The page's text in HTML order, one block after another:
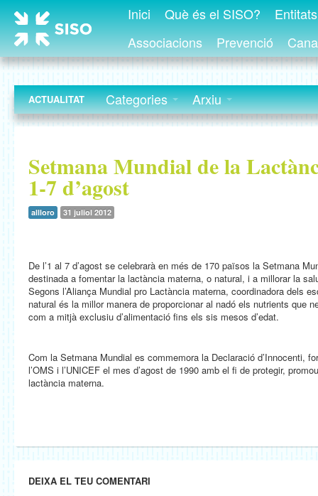
Inici Què és el SISO?
Associacions
Prevenció
ACTUALITAT Categories Arxiu
Setmana Mundial de la
1-7 d’agost
allloro 31 juliol 2012
De l’1 al 7 d’agost se celebrarà en més de 170 països la Setmana
destinada a fomentar la lactància materna, o natural, i a millorar la
Segons l’Aliança Mundial pro Lactància materna, coordinadora dels
natural és la millor manera de proporcionar al nadó els nutrients que
com a mitjà exclusiu d’alimentació fins els sis mesos d’edat.
Com la Setmana Mundial es commemora la Declaració d’Innocenti,
l’OMS i l’UNICEF el mes d’agost de 1990 amb el fi de protegir,
lactància materna.
DEIXA EL TEU COMENTARI